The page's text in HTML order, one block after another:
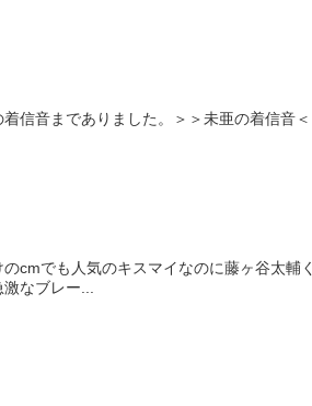
信音までありました。＞＞未亜の着信音
cmでも人気のキスマイなのに藤ヶ谷太輔
なブレー...